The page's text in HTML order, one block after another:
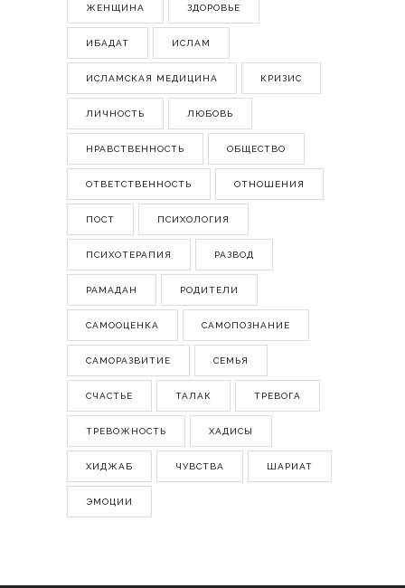
ЖЕНЩИНА ЗДОРОВЬЕ
ИБАДАТ ИСЛАМ
ИСЛАМСКАЯ МЕДИЦИНА КРИЗИС
ЛИЧНОСТЬ ЛЮБОВЬ
НРАВСТВЕННОСТЬ ОБЩЕСТВО
ОТВЕТСТВЕННОСТЬ ОТНОШЕНИЯ
ПОСТ ПСИХОЛОГИЯ
ПСИХОТЕРАПИЯ РАЗВОД
РАМАДАН РОДИТЕЛИ
САМООЦЕНКА САМОПОЗНАНИЕ
САМОРАЗВИТИЕ СЕМЬЯ
СЧАСТЬЕ ТАЛАК ТРЕВОГА
ТРЕВОЖНОСТЬ ХАДИСЫ
ХИДЖАБ ЧУВСТВА ШАРИАТ
ЭМОЦИИ